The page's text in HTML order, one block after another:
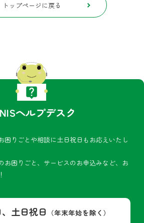
トップページに戻る
ヘルプデスク
困りごとや相談に土日祝日もお応えいたし
お困りごと、サービスのお申込みなど、お
土日祝日 （年末年始を除く）